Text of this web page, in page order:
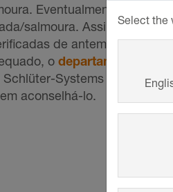
Eventualmente, isso
salmoura. Assim, as
de antemão. Em
o departamento
Schlüter-Systems e os
aconselhá-lo.
Select the